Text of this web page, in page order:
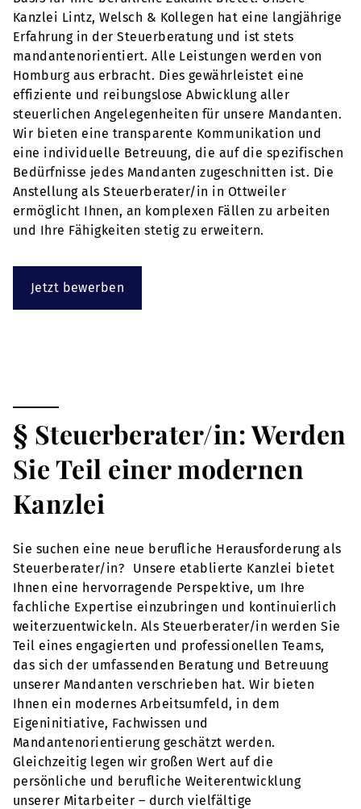
Kanzlei Lintz, Welsch & Kollegen hat eine langjährige
Erfahrung in der Steuerberatung und ist stets
mandantenorientiert. Alle Leistungen werden von
Homburg aus erbracht. Dies gewährleistet eine
effiziente und reibungslose Abwicklung aller
steuerlichen Angelegenheiten für unsere Mandanten.
Wir bieten eine transparente Kommunikation und
eine individuelle Betreuung, die auf die spezifischen
Bedürfnisse jedes Mandanten zugeschnitten ist. Die
Anstellung als Steuerberater/in in Ottweiler
ermöglicht Ihnen, an komplexen Fällen zu arbeiten
und Ihre Fähigkeiten stetig zu erweitern.
Jetzt bewerben
§ Steuerberater/in: Werden
Sie Teil einer modernen
Kanzlei
Sie suchen eine neue berufliche Herausforderung als
Steuerberater/in? Unsere etablierte Kanzlei bietet
Ihnen eine hervorragende Perspektive, um Ihre
fachliche Expertise einzubringen und kontinuierlich
weiterzuentwickeln. Als Steuerberater/in werden Sie
Teil eines engagierten und professionellen Teams,
das sich der umfassenden Beratung und Betreuung
unserer Mandanten verschrieben hat. Wir bieten
Ihnen ein modernes Arbeitsumfeld, in dem
Eigeninitiative, Fachwissen und
Mandantenorientierung geschätzt werden.
Gleichzeitig legen wir großen Wert auf die
persönliche und berufliche Weiterentwicklung
unserer Mitarbeiter – durch vielfältige